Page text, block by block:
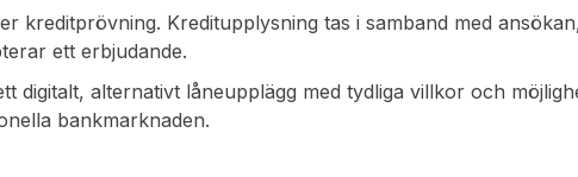
kreditprövning. Kreditupplysning tas i samband med
ett erbjudande.
digitalt, alternativt låneupplägg med tydliga villkor och
bankmarknaden.